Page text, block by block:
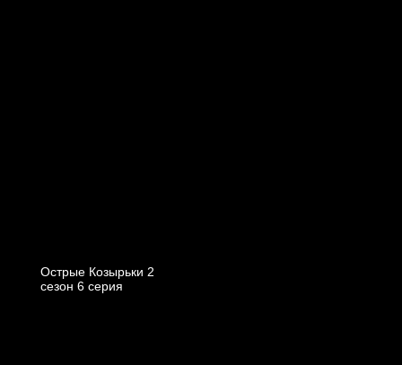
Острые Козырьки 2
cезон 6 cерия